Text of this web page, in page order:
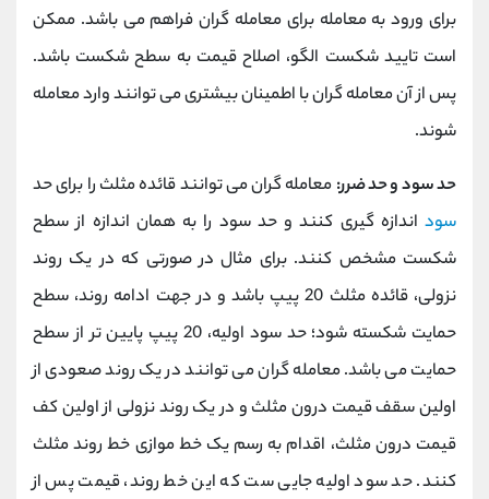
برای ورود به معامله برای معامله گران فراهم می باشد. ممکن
است تایید شکست الگو، اصلاح قیمت به سطح شکست باشد.
پس از آن معامله گران با اطمینان بیشتری می توانند وارد معامله
شوند.
حد سود و حد ضرر: معامله گران می توانند قائده مثلث را برای حد
سود اندازه گیری کنند و حد سود را به همان اندازه از سطح
شکست مشخص کنند. برای مثال در صورتی که در یک روند
نزولی، قائده مثلث 20 پیپ باشد و در جهت ادامه روند، سطح
حمایت شکسته شود؛ حد سود اولیه، 20 پیپ پایین تر از سطح
حمایت می باشد. معامله گران می توانند در یک روند صعودی از
اولین سقف قیمت درون مثلث و در یک روند نزولی از اولین کف
قیمت درون مثلث، اقدام به رسم یک خط موازی خط روند مثلث
کنند. حد سود اولیه جایی ست که این خط روند، قیمت پس از